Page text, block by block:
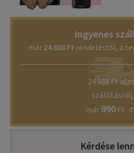
Ingyenes
már 24 888 Ft rendeléstől, a
24 888 Ft
szállítási díj
már 990Ft -
Kérdése